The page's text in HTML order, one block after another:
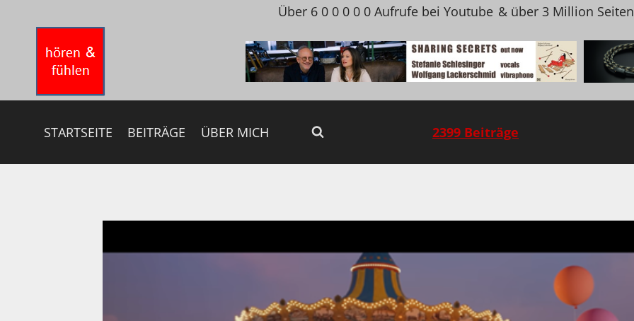
springen
Über 6 0 0 0 0 0 Aufrufe bei Youtube & über 3 Million
STARTSEITE BEITRÄGE ÜBER MICH 2399 Beiträge